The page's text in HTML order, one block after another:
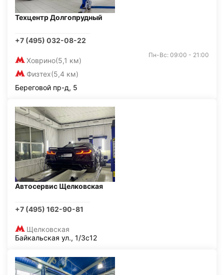
Техцентр Долгопрудный
+7 (495) 032-08-22
Ховрино(5,1 км)
Физтех(5,4 км)
Пн-Вс: 09:00 - 21:00
Береговой пр-д, 5
Автосервис Щелковская
+7 (495) 162-90-81
Щелковская
Байкальская ул., 1/3с12